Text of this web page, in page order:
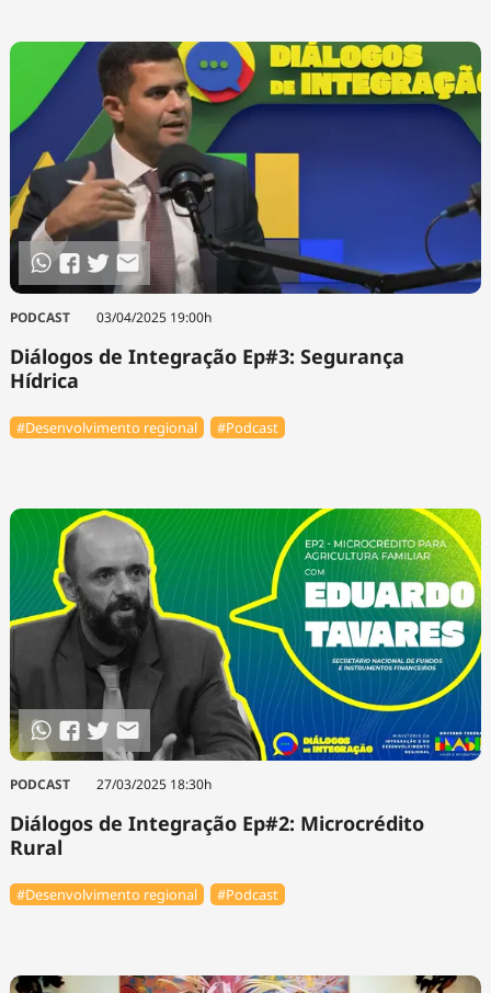
PODCAST 03/04/2025 19:00h
Diálogos de Integração Ep#3: Segurança
Hídrica
#Desenvolvimento regional #Podcast
PODCAST 27/03/2025 18:30h
Diálogos de Integração Ep#2: Microcrédito
Rural
#Desenvolvimento regional #Podcast